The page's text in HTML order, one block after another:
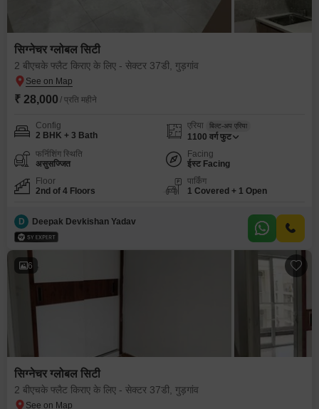
सिग्नेचर ग्लोबल सिटी
2 बीएचके फ्लैट किराए के लिए - सेक्टर 37डी, गुड़गांव
₹ 28,000 / प्रति महीने
Config
2 BHK + 3 Bath
एरिया बिल्ट-अप एरिया
1100 वर्ग फुट
फर्निशिंग स्थिति
असुसज्जित
Facing
ईस्ट Facing
Floor
2nd of 4 Floors
पार्किंग
1 Covered + 1 Open
D Deepak Devkishan Yadav
6
सिग्नेचर ग्लोबल सिटी
2 बीएचके फ्लैट किराए के लिए - सेक्टर 37डी, गुड़गांव